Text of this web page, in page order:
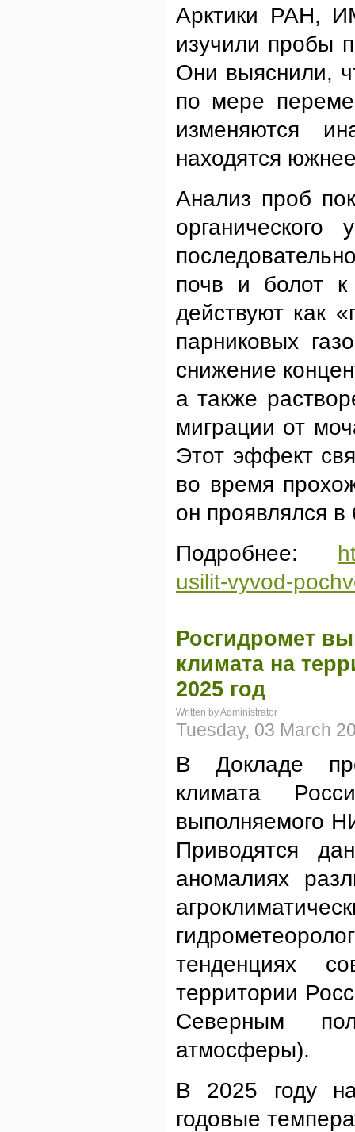
Арктики РАН,
изучили пробы
Они выяснили,
по мере
изменяются
находятся
Анализ проб
органического
почв и болот
действуют как
парниковых
снижение
а также
миграции от
Этот эффект
во время
он проявлялся
Подробнее:
usilit-vyvod-
Росгидромет
климата на
2025 год
Written by Administrator
Tuesday, 03 March
В Докладе
климата
выполняемого
Приводятся
аномалиях
тенденциях
территории
Северным
атмосферы).
В 2025 году
годовые